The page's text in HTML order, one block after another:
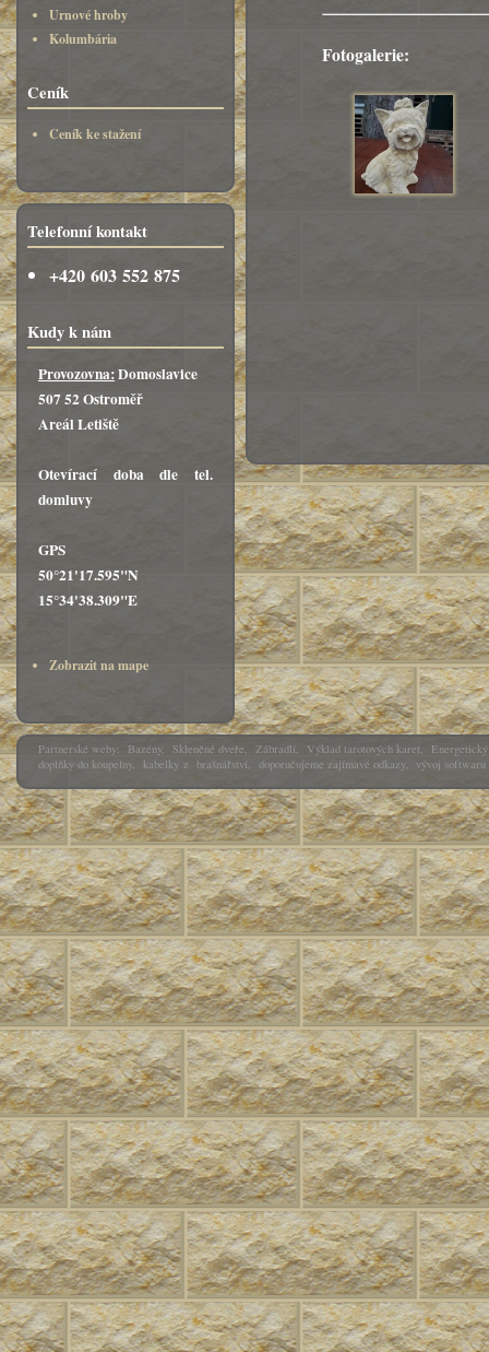
Urnové hroby
Kolumbária
Ceník
Ceník ke stažení
Telefonní kontakt
+420 603 552 875
Kudy k nám
Provozovna:Domoslavice
507 52 Ostroměř
Areál Letiště
Otevírací doba dle tel.
domluvy
GPS
50°21'17.595"N
15°34'38.309"E
Zobrazit na mape
Fotogalerie:
Partnerské weby: Bazény, Skleněné dveře, Zábradlí, Výklad tarotových karet,
doplňky do koupelny, kabelky z brašnářství, doporučujeme zajímavé odkazy, vývoj softwaru